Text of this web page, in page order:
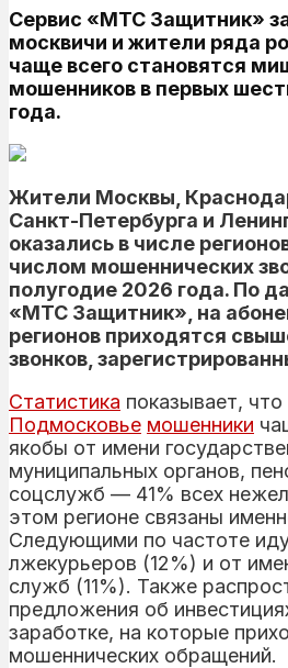
Сервис «МТС Защитник»
москвичи и жители ряда
чаще всего становятся
мошенников в первых
года.
Жители Москвы,
Санкт-Петербурга и
оказались в числе
числом мошеннических
полугодие 2026 года. По
«МТС Защитник», на
регионов приходятся
звонков,
Статистика показывает,
Подмосковье мошенники
якобы от имени
муниципальных органов,
соцслужб — 41% всех
этом регионе связаны
Следующими по частоте
лжекурьеров (12%) и от
служб (11%). Также
предложения об
заработке, на которые
мошеннических обращений.